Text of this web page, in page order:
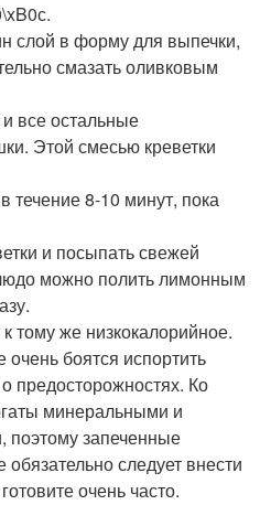
слой в форму для выпечки,
смазать оливковым
все остальные
Этой смесью креветки
течение 8-10 минут, пока
и посыпать свежей
можно полить лимонным
тому же низкокалорийное.
боятся испортить
предосторожностях. Ко
минеральными и
поэтому запеченные
обязательно следует внести
очень часто.